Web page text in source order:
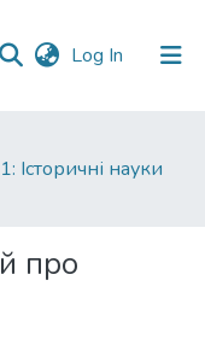
Log In (current)
Iсторичні науки
про